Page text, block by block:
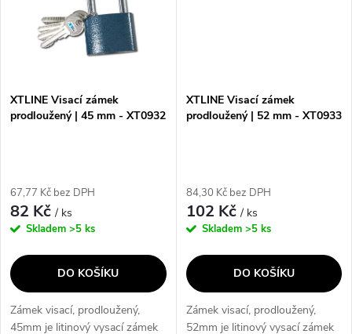
XTLINE Visací zámek
prodloužený | 45 mm - XT0932
67,77 Kč bez DPH
82 Kč/ ks
Skladem >5 ks
DO KOŠÍKU
Zámek visací, prodloužený,
45mm je litinový vysací zámek
XTLINE Visací zámek
prodloužený | 52 mm - XT0933
84,30 Kč bez DPH
102 Kč/ ks
Skladem >5 ks
DO KOŠÍKU
Zámek visací, prodloužený,
52mm je litinový vysací zámek